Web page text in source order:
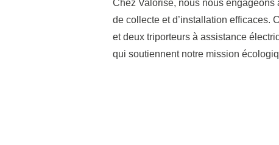
Chez Valorise, nous nous
de collecte et d’installation efficaces.
et deux triporteurs à assistance
qui soutiennent notre mission